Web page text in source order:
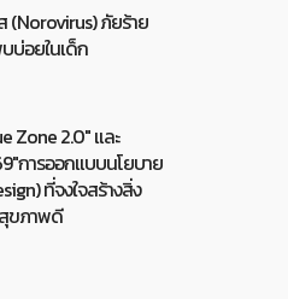
(Norovirus) ภัยร้าย
บ่อยในเด็ก
Zone 2.0" และ
การออกแบบนโยบาย
ที่จงใจสร้างสิ่ง
ขภาพดี